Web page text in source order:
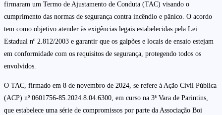
firmaram um Termo de Ajustamento de Conduta (TAC) visando o
cumprimento das normas de segurança contra incêndio e pânico. O acordo
tem como objetivo atender às exigências legais estabelecidas pela Lei
Estadual nº 2.812/2003 e garantir que os galpões e locais de ensaio estejam
em conformidade com os requisitos de segurança, protegendo todos os
envolvidos.
O TAC, firmado em 8 de novembro de 2024, se refere à Ação Civil Pública
(ACP) nº 0601756-85.2024.8.04.6300, em curso na 3ª Vara de Parintins,
que estabelece uma série de compromissos por parte da Associação Boi